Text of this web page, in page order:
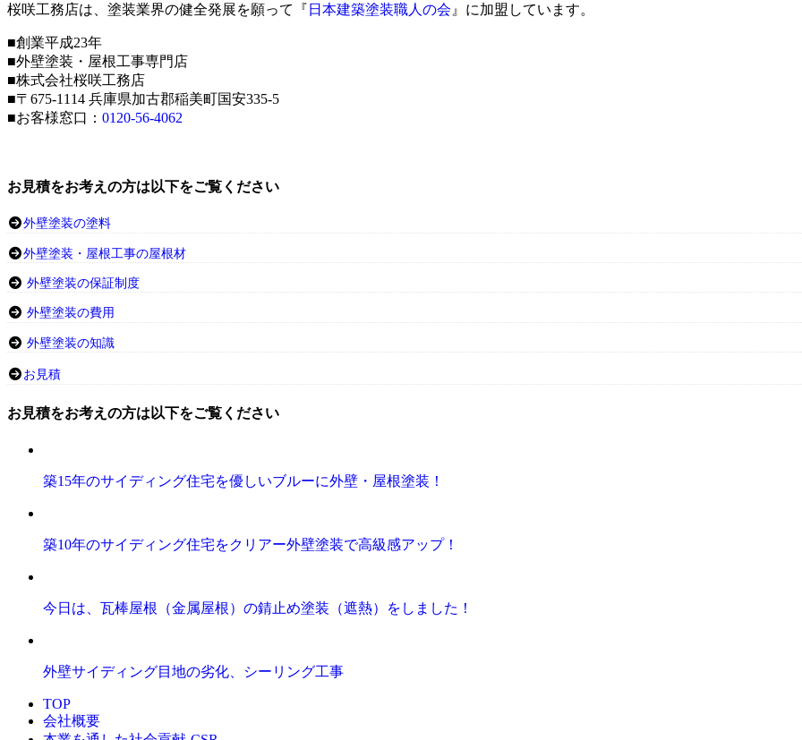
桜咲工務店は、塗装業界の健全発展を願って『 日本建築塗装職人の会 』に加盟しています。
■創業平成23年
■外壁塗装・屋根工事専門店
■株式会社桜咲工務店
■〒675-1114 兵庫県加古郡稲美町国安335-5
■お客様窓口： 0120-56-4062
お見積をお考えの方は以下をご覧ください
外壁塗装の塗料
外壁塗装・屋根工事の屋根材
外壁塗装の保証制度
外壁塗装の費用
外壁塗装の知識
お見積
お見積をお考えの方は以下をご覧ください
築15年のサイディング住宅を優しいブルーに外壁・屋根塗装！
築10年のサイディング住宅をクリアー外壁塗装で高級感アップ！
今日は、瓦棒屋根（金属屋根）の錆止め塗装（遮熱）をしました！
外壁サイディング目地の劣化、シーリング工事
TOP
会社概要